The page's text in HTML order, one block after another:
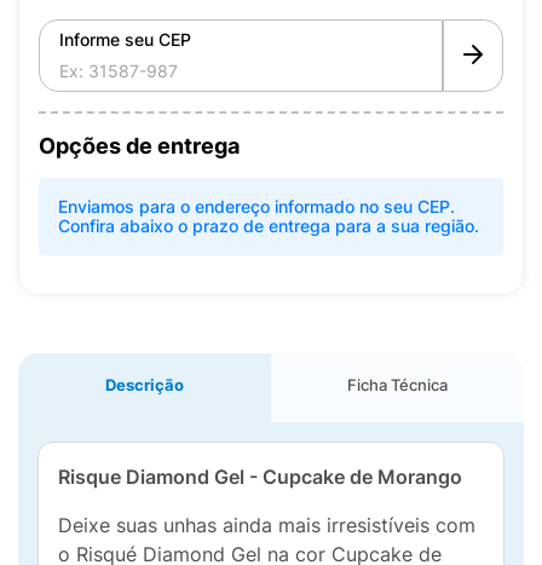
Informe seu CEP
Opções de entrega
Enviamos para o endereço informado no seu CEP.
Confira abaixo o prazo de entrega para a sua região.
Descrição Ficha Técnica
Risque Diamond Gel - Cupcake de Morango
Deixe suas unhas ainda mais irresistíveis com
o Risqué Diamond Gel na cor Cupcake de